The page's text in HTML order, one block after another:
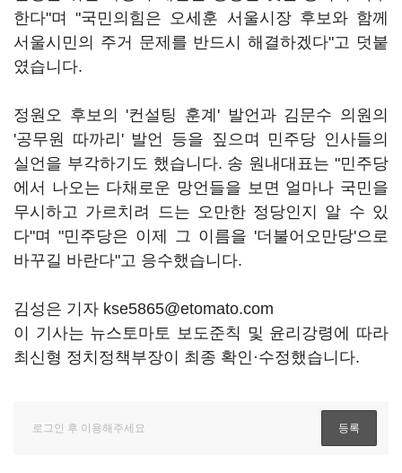
한다"며 "국민의힘은 오세훈 서울시장 후보와 함께
서울시민의 주거 문제를 반드시 해결하겠다"고 덧붙
였습니다.
정원오 후보의 '컨설팅 훈계' 발언과 김문수 의원의
'공무원 따까리' 발언 등을 짚으며 민주당 인사들의
실언을 부각하기도 했습니다. 송 원내대표는 "민주당
에서 나오는 다채로운 망언들을 보면 얼마나 국민을
무시하고 가르치려 드는 오만한 정당인지 알 수 있
다"며 "민주당은 이제 그 이름을 '더불어오만당'으로
바꾸길 바란다"고 응수했습니다.
김성은 기자 kse5865@etomato.com
이 기사는 뉴스토마토 보도준칙 및 윤리강령에 따라
최신형 정치정책부장이 최종 확인·수정했습니다.